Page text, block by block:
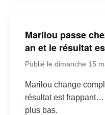
Marilou passe
an et le résultat
Publié le dimanche 15
Marilou change
résultat est
plus bas.